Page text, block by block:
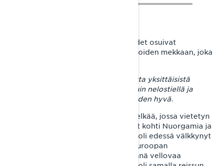
Reitin ehkä maukkaimmat ajo-osuudet osuivat
Tulppioon – 90-luvun safarikelkkailijoiden mekkaan, joka
– Tulppio oli reissun yksi hienoimmista yksittäisistä
paikoista. Reitit siellä on merkitty kuin nelostiellä ja
lumitilannekin oli vuodenaikaan nähden hyvä.
Itäkairasta matka jatkui kohti Saariselkää, jossa vietetyn
yön jälkeen Lynxin sukset kääntyivät kohti Nuorgamia ja
Norjan rajaa. Kuusi päivää aiemmin oli edessä välkkynyt
Suomenlahti ja pian oltiin Manner-Euroopan
pohjoislaidalla ihmettelemässä jylhänä vellovaa